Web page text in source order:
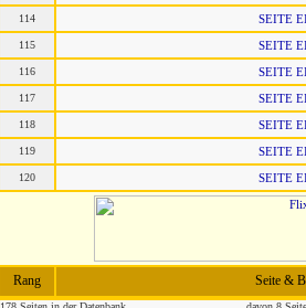
114 SEITE
115 SEITE
116 SEITE
117 SEITE
118 SEITE
119 SEITE
120 SEITE
Rang Seite &